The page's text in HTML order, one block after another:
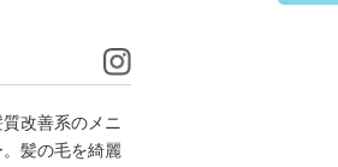
改善系のメニ
髪の毛を綺麗